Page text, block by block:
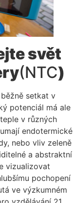
svět
(NTC)
setkat v
potenciál má ale
v různých
endotermické
nebo vliv zeleně
a abstraktní
vizualizovat
pochopení
ve výzkumném